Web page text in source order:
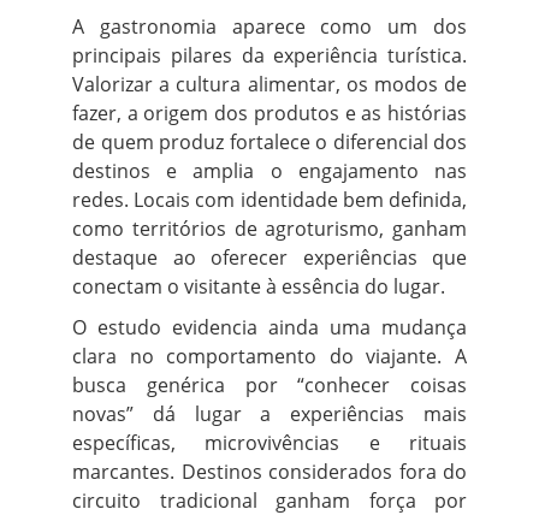
A gastronomia aparece como um dos
principais pilares da experiência turística.
Valorizar a cultura alimentar, os modos de
fazer, a origem dos produtos e as histórias
de quem produz fortalece o diferencial dos
destinos e amplia o engajamento nas
redes. Locais com identidade bem definida,
como territórios de agroturismo, ganham
destaque ao oferecer experiências que
conectam o visitante à essência do lugar.
O estudo evidencia ainda uma mudança
clara no comportamento do viajante. A
busca genérica por “conhecer coisas
novas” dá lugar a experiências mais
específicas, microvivências e rituais
marcantes. Destinos considerados fora do
circuito tradicional ganham força por